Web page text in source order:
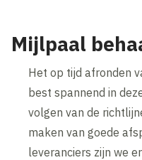
Mijlpaal
Het op tijd afronden
best spannend in
volgen van de
maken van goede
leveranciers zijn we